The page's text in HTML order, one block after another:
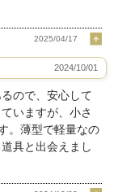
2025/04/17
2024/10/01
ので、安心して
いますが、小さ
。薄型で軽量なの
具と出会えまし